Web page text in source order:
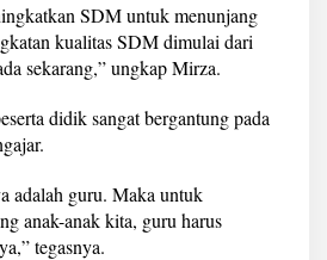
SDM untuk menunjang
kualitas SDM dimulai dari
sekarang,” ungkap Mirza.
didik sangat bergantung pada
adalah guru. Maka untuk
anak-anak kita, guru harus
tegasnya.